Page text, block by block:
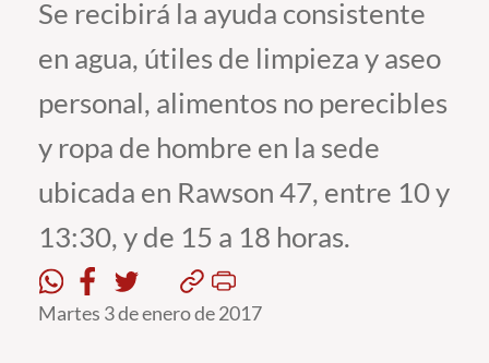
Formación Continua
Estudiantes
Académicos
Se recibirá la ayuda consistente
en agua, útiles de limpieza y aseo
personal, alimentos no perecibles
y ropa de hombre en la sede
ubicada en Rawson 47, entre 10 y
13:30, y de 15 a 18 horas.
Martes 3 de enero de 2017